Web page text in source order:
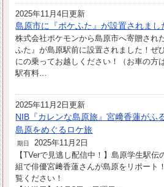
2025年11月4日更新
島原市に『ポケふた』が設置されまし
株式会社ポケモンから島原市へ寄贈され
ふた』が島原駅前に設置されました！ぜ
にの乗ってお越しください！（お車の方
駅有料…
2025年11月2日更新
NIB『カレンな島原旅』宮﨑香蓮がふ
島原をめぐるロケ旅
期日
2025年11月2日
【TVerで見逃し配信中！】島原学生駅伝
組で俳優宮﨑香蓮さんが島原をリポート
覧ください！